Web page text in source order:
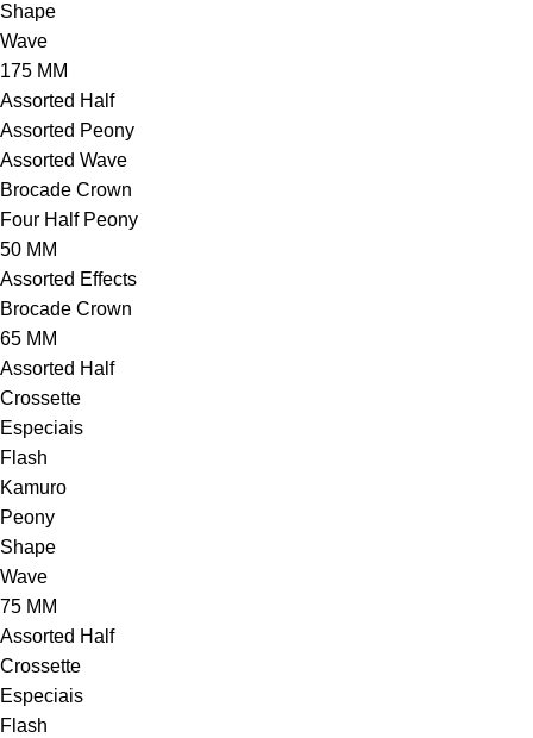
Shape
Wave
175 MM
Assorted Half
Assorted Peony
Assorted Wave
Brocade Crown
Four Half Peony
50 MM
Assorted Effects
Brocade Crown
65 MM
Assorted Half
Crossette
Especiais
Flash
Kamuro
Peony
Shape
Wave
75 MM
Assorted Half
Crossette
Especiais
Flash